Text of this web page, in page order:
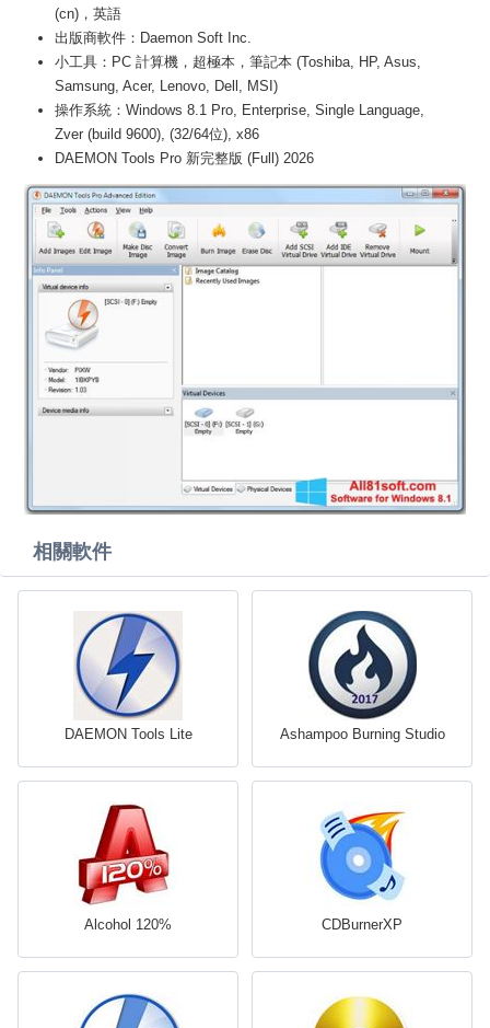
(cn)，英語
出版商軟件：Daemon Soft Inc.
小工具：PC 計算機，超極本，筆記本 (Toshiba, HP, Asus,
Samsung, Acer, Lenovo, Dell, MSI)
操作系統：Windows 8.1 Pro, Enterprise, Single Language,
Zver (build 9600), (32/64位), x86
DAEMON Tools Pro 新完整版 (Full) 2026
相關軟件
DAEMON Tools Lite Ashampoo Burning Studio
Alcohol 120% CDBurnerXP